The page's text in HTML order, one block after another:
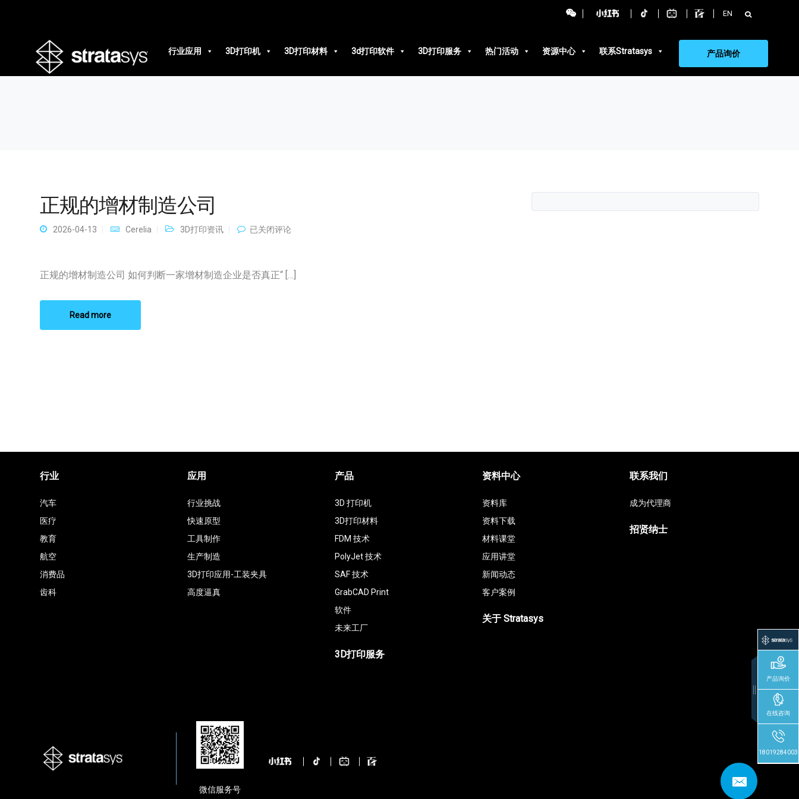
EN 搜
索：
行业应用
3D打印机 3D打印材料 3d打印软件 3D打印服务 热门活动 资源中心 联系Stratasys 产品询价
正规的增材制造公司
2026-04-13 Cerelia 3D打印资讯
正
材
制
已关闭评论
正规的增材制造公司 如何判断一家增材制造企业是否真正“ […]
Read more
行业
汽车
医疗
教育
航空
消费品
齿科
应用
行业挑战
快速原型
工具制作
生产制造
3D打印应用-工装夹具
高度逼真
产品
3D 打印机
3D打印材料
FDM 技术
PolyJet 技术
SAF 技术
GrabCAD Print
软件
未来工厂
3D打印服务
资料中心
资料库
资料下载
材料课堂
应用讲堂
新闻动态
客户案例
关于 Stratasys
联系我们
成为代理商
招贤纳士
微信服务号
产品询价
在线咨询
18019284003